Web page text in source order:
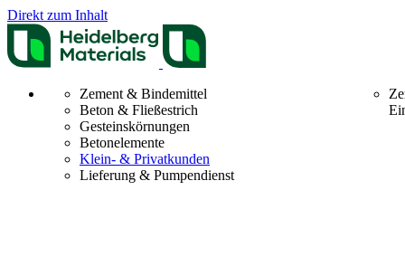
Direkt zum Inhalt
Zement & Bindemittel
Beton & Fließestrich
Gesteinskörnungen
Betonelemente
Klein- & Privatkunden
Lieferung & Pumpendienst